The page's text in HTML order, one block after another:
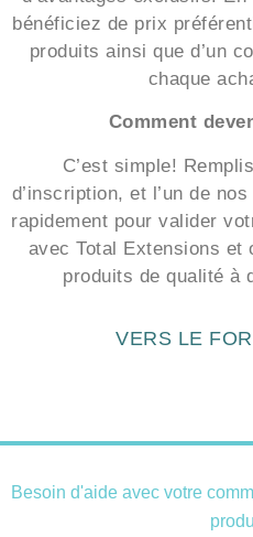
produits ainsi que d’un
chaque
Comment
C’est simple!
d’inscription, et l’un de
rapidement pour valider
avec Total Extensions
produits de qualité à
DES